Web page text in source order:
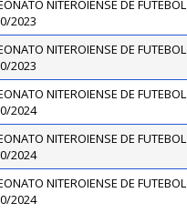
NITEROIENSE DE FUTEBOL
2023
NITEROIENSE DE FUTEBOL
2023
NITEROIENSE DE FUTEBOL
2024
NITEROIENSE DE FUTEBOL
2024
NITEROIENSE DE FUTEBOL
2024